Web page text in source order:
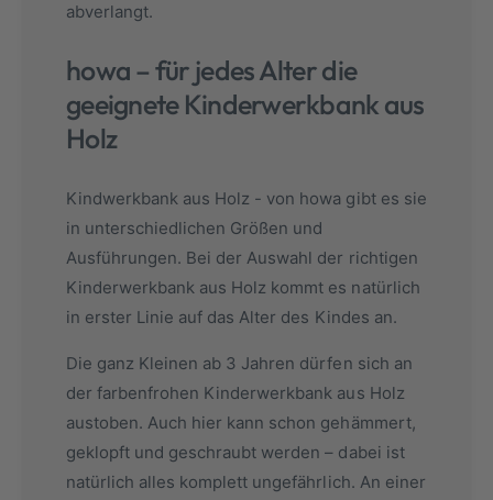
abverlangt.
howa – für jedes Alter die
geeignete Kinderwerkbank aus
Holz
Kindwerkbank aus Holz - von howa gibt es sie
in unterschiedlichen Größen und
Ausführungen. Bei der Auswahl der richtigen
Kinderwerkbank aus Holz kommt es natürlich
in erster Linie auf das Alter des Kindes an.
Die ganz Kleinen ab 3 Jahren dürfen sich an
der farbenfrohen Kinderwerkbank aus Holz
austoben. Auch hier kann schon gehämmert,
geklopft und geschraubt werden – dabei ist
natürlich alles komplett ungefährlich. An einer